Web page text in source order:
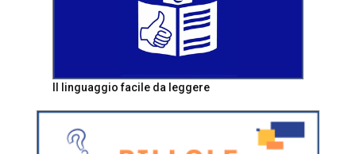
Il linguaggio facile da leggere